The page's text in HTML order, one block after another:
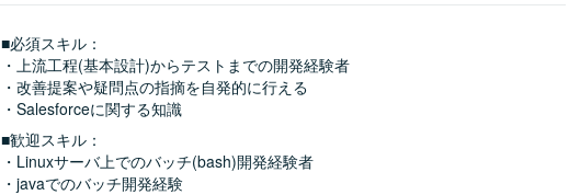
■必須スキル：
・上流工程(基本設計)からテストまでの開発経験者
・改善提案や疑問点の指摘を自発的に行える
・Salesforceに関する知識
■歓迎スキル：
・Linuxサーバ上でのバッチ(bash)開発経験者
・javaでのバッチ開発経験